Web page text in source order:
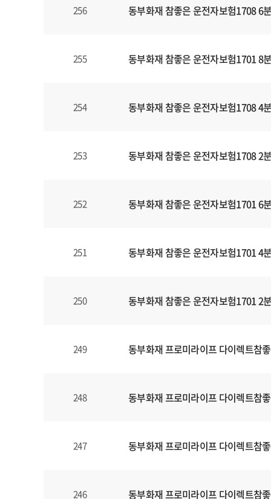
256 동부화재 참좋은 운전자보험1708 6분
255 동부화재 참좋은 운전자보험1701 8분
254 동부화재 참좋은 운전자보험1708 4분
253 동부화재 참좋은 운전자보험1708 2분
252 동부화재 참좋은 운전자보험1701 6분
251 동부화재 참좋은 운전자보험1701 4분
250 동부화재 참좋은 운전자보험1701 2분
249 동부화재 프로미라이프 다이렉트참
248 동부화재 프로미라이프 다이렉트참
247 동부화재 프로미라이프 다이렉트참
246 동부화재 프로미라이프 다이렉트참